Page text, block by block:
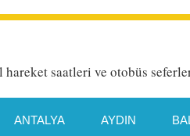
hareket saatleri ve otobüs
ANTALYA AYDIN